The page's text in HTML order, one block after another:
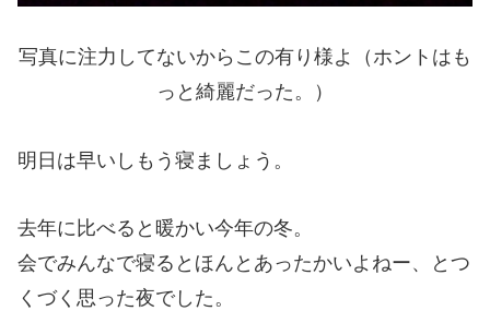
写真に注力してないからこの有り様よ（ホントはも
っと綺麗だった。）
明日は早いしもう寝ましょう。
去年に比べると暖かい今年の冬。
会でみんなで寝るとほんとあったかいよねー、とつ
くづく思った夜でした。